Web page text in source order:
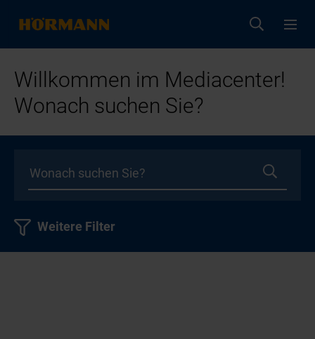
Willkommen im Mediacenter!
Wonach suchen Sie?
Weitere Filter